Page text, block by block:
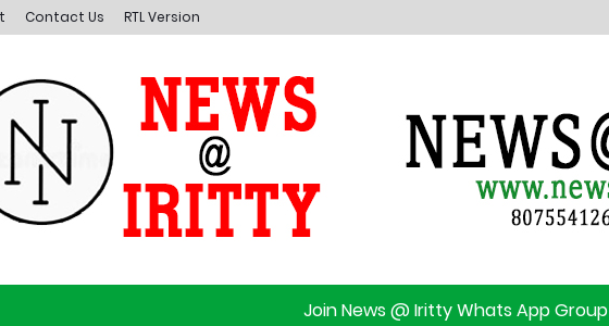
Contact Us RTL Version
Join News @ Iritty Whats App Group